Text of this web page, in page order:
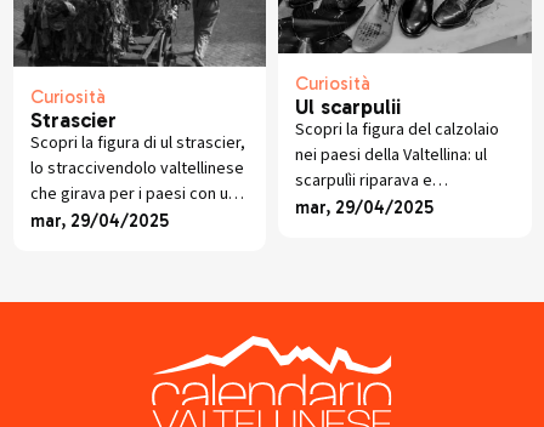
Curiosità
Strascier
Scopri la figura di ul strascier,
lo straccivendolo valtellinese
che girava per i paesi con un
carretto, raccogliendo stracci
mar, 29/04/2025
Curiosità
Ul scarpulii
Scopri la figura del calzolaio
nei paesi della Valtellina: ul
scarpulìi riparava e
confezionava scarpe a mano,
mar, 29/04/2025